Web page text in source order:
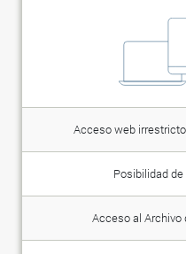
Acceso web
Posibilidad
Acceso al Archivo